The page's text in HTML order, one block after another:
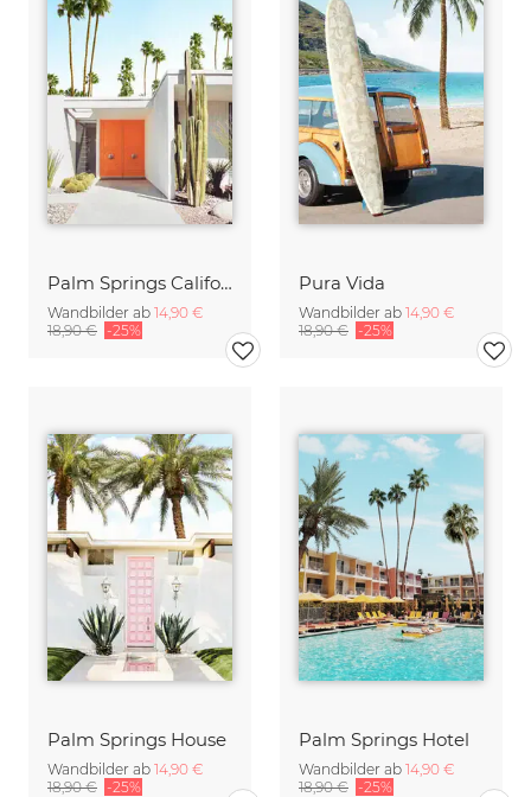
Palm Springs California
Wandbilder ab 14,90 €
18,90 € -25%
Pura Vida
Wandbilder ab 14,90 €
18,90 € -25%
Palm Springs House
Wandbilder ab 14,90 €
18,90 € -25%
Palm Springs Hotel
Wandbilder ab 14,90 €
18,90 € -25%